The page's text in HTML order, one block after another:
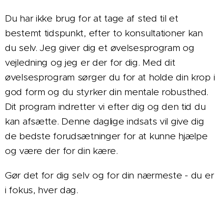
Du har ikke brug for at tage af sted til et
bestemt tidspunkt, efter to konsultationer kan
du selv. Jeg giver dig et øvelsesprogram og
vejledning og jeg er der for dig. Med dit
øvelsesprogram sørger du for at holde din krop i
god form og du styrker din mentale robusthed.
Dit program indretter vi efter dig og den tid du
kan afsætte. Denne daglige indsats vil give dig
de bedste forudsætninger for at kunne hjælpe
og være der for din kære.
Gør det for dig selv og for din nærmeste - du er
i fokus, hver dag.